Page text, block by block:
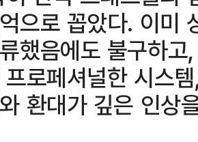
으로 꼽았다. 이미
했음에도 불구하
로페셔널한 시스
환대가 깊은 인상